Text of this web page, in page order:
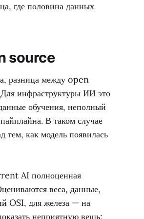
где половина данных
source
разница между open
инфраструктуры ИИ это
обучения, неполный
В таком случае
тем, как модель появилась
AI полноценная
веса, данные,
OSI, для железа — на
неприятную вещь: